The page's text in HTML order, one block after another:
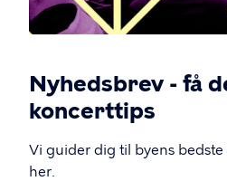
Nyhedsbrev - få
koncerttips
Vi guider dig til byens
her.